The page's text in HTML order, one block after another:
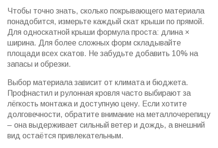
Чтобы точно знать, сколько покрывающего материала
понадобится, измерьте каждый скат крыши по прямой.
Для односкатной крыши формула проста: длина ×
ширина. Для более сложных форм складывайте
площади всех скатов. Не забудьте добавить 10% на
запасы и обрезки.
Выбор материала зависит от климата и бюджета.
Профнастил и рулонная кровля часто выбирают за
лёгкость монтажа и доступную цену. Если хотите
долговечности, обратите внимание на металлочерепицу
– она выдерживает сильный ветер и дождь, а внешний
вид остаётся привлекательным.